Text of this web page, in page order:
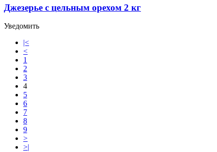
Джезерье с цельным орехом 2 кг
Уведомить
|<
<
1
2
3
4
5
6
7
8
9
>
>|